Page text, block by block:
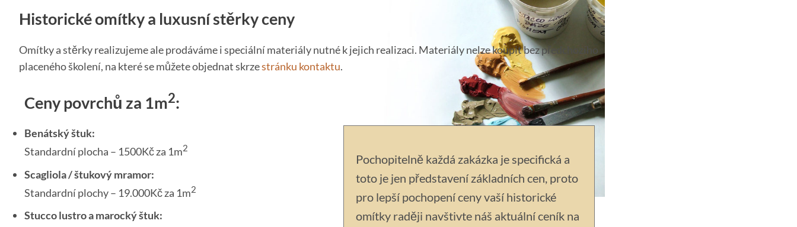
Historické omítky a luxusní stěrky ceny
Omítky a stěrky realizujeme ale prodáváme i speciální materiály nutné k jejich realizaci. Materiály nelze koupit bez předchozího
placeného školení, na které se můžete objednat skrzestránku kontaktu.
Ceny povrchů za 1m2:
Benátský štuk:
Standardní plocha – 1500Kč za 1m2
Scagliola / štukový mramor:
Standardní plochy – 19.000Kč za 1m2
Stucco lustro a marocký štuk:
Pochopitelně každá zakázka je specifická a
toto je jen představení základních cen, proto
pro lepší pochopení ceny vaší historické
omítky raději navštivte náš aktuální ceník na